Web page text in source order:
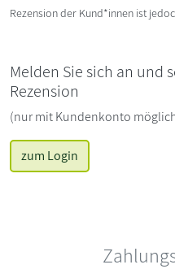
Rezension der Kund*innen ist
Melden Sie sich an und
Rezension
(nur mit Kundenkonto
zum Login